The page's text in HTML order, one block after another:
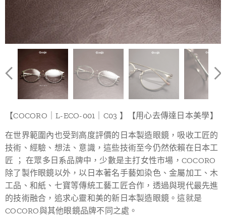
【COCORO｜L-ECO-001｜C03 】【用心去傳達日本美學】
在世界範圍內也受到高度評價的日本製造眼鏡，吸收工匠的
技術、經驗、想法、意識，這些技術至今仍然依賴在日本工
匠 ； 在眾多日系品牌中，少數是主打女性市場，COCORO
除了製作眼鏡以外，以日本著名手藝如染色、金屬加工、木
工品、和紙、七寶等傳統工藝工匠合作，透過與現代最先進
的技術融合，追求心靈和美的新日本製造眼鏡。這就是
COCORO與其他眼鏡品牌不同之處。